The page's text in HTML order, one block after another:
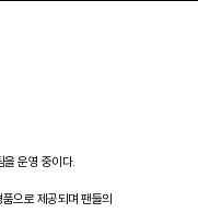
운영 중이다.
으로 제공되며 팬들의